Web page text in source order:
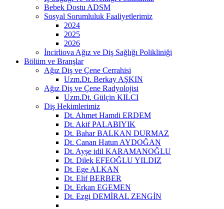
Bebek Dostu ADSM
Sosyal Sorumluluk Faaliyetlerimiz
2024
2025
2026
İncirliova Ağız ve Diş Sağlığı Polikliniği
Bölüm ve Branşlar
Ağız Diş ve Çene Cerrahisi
Uzm.Dt. Berkay AŞKIN
Ağız Diş ve Çene Radyolojisi
Uzm.Dt. Gülçin KILCI
Diş Hekimlerimiz
Dt. Ahmet Hamdi ERDEM
Dt. Akif PALABIYIK
Dt. Bahar BALKAN DURMAZ
Dt. Canan Hatun AYDOĞAN
Dt. Ayşe idil KARAMANOĞLU
Dt. Dilek EFEOĞLU YILDIZ
Dt. Ege ALKAN
Dt. Elif BERBER
Dt. Erkan EGEMEN
Dt. Ezgi DEMİRAL ZENGİN